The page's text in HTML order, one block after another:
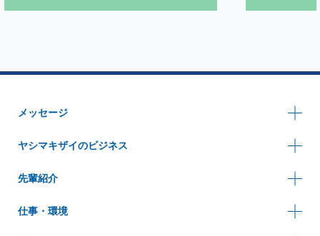
メッセージ
ヤシマキザイのビジネス
先輩紹介
仕事・環境